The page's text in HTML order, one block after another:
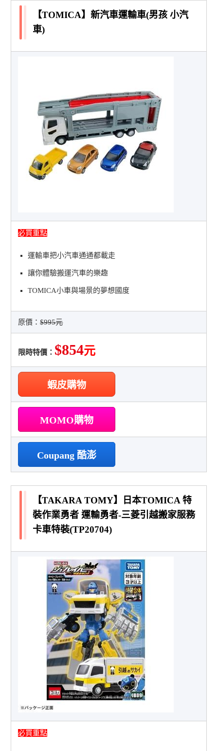
【TOMICA】新汽車運輸車(男孩 小汽
車)
必買重點
運輸車把小汽車通通都載走
讓你體驗搬運汽車的樂趣
TOMICA小車與場景的夢想國度
原價：$995元
限時特價： $854元
蝦皮購物
MOMO購物
Coupang 酷澎
【TAKARA TOMY】日本TOMICA 特
裝作業勇者 運輸勇者-三菱引越搬家服務
卡車特裝(TP20704)
必買重點